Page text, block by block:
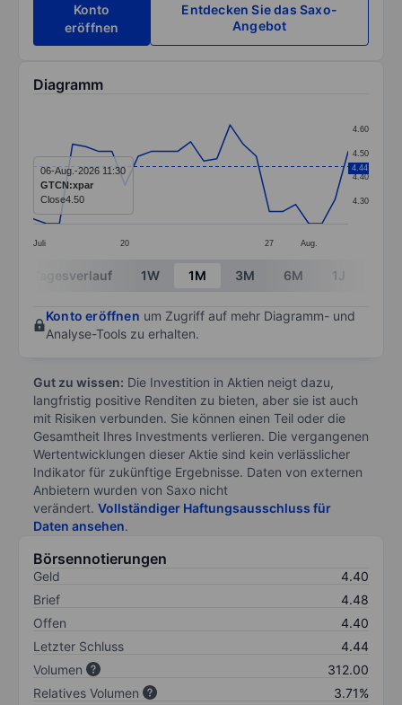
Konto
eröffnen
Entdecken Sie das Saxo-
Angebot
Diagramm
Line chart with 25 data points.
The chart has 1 X axis displaying categories.
The chart has 1 Y axis displaying values. Data
Juli 20 27 Aug.
4.30
4.40
4.50
4.60
4.44
06-Aug.-2026 11:30
GTCN:xpar
Close4.50
End of interactive chart.
Tagesverlauf 1W 1M 3M 6M 1J
Konto eröffnen um Zugriff auf mehr Diagramm- und
Analyse-Tools zu erhalten.
Gut zu wissen: Die Investition in Aktien neigt dazu,
langfristig positive Renditen zu bieten, aber sie ist auch
mit Risiken verbunden. Sie können einen Teil oder die
Gesamtheit Ihres Investments verlieren. Die vergangenen
Wertentwicklungen dieser Aktie sind kein verlässlicher
Indikator für zukünftige Ergebnisse. Daten von externen
Anbietern wurden von Saxo nicht
verändert. Vollständiger Haftungsausschluss für
Daten ansehen.
Börsennotierungen
Geld
4.40
Brief
4.48
Offen
4.40
Letzter Schluss
4.44
Volumen
312.00
Relatives Volumen
3.71%